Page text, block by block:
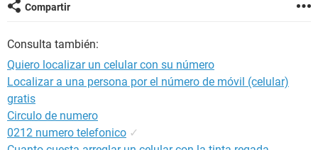
Compartir
Consulta también:
Quiero localizar un celular con su número
Localizar a una persona por el número de móvil (celular)
gratis
Circulo de numero
0212 numero telefonico ✓